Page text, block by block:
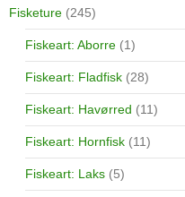
Fisketure (245)
Fiskeart: Aborre (1)
Fiskeart: Fladfisk (28)
Fiskeart: Havørred (11)
Fiskeart: Hornfisk (11)
Fiskeart: Laks (5)